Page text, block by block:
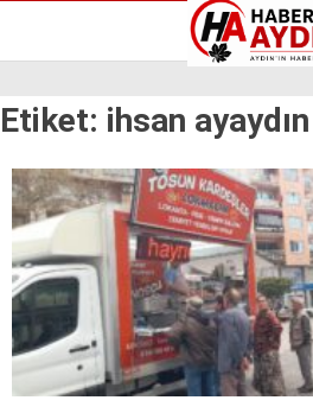
Aydın
Aydın
Aydın
Döviz
Hava
İletişim
Künye
GALERİ
Aydın Haberleri
Aydın nöbetçi eczaneler
Aydın Sinema salonları
Döviz Kurları
Hava Durumu
İletişim
Künye
Nöbetçi Eczaneler
Süper Lig Puan Durumu
Etiket: ihsan ayaydın